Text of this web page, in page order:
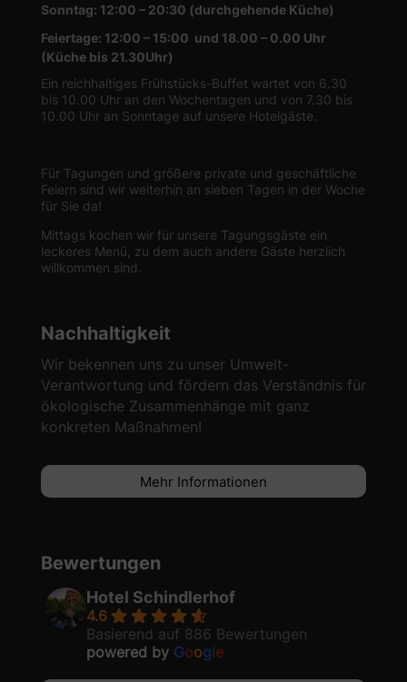
Sonntag: 12:00 – 20:30 (durchgehende Küche)
Feiertage: 12:00 – 15:00 und 18.00 – 0.00 Uhr
(Küche bis 21.30Uhr)
Ein reichhaltiges Frühstücks-Buffet wartet von 6.30
bis 10.00 Uhr an den Wochentagen und von 7.30 bis
10.00 Uhr an Sonntage auf unsere Hotelgäste.
Für Tagungen und größere private und geschäftliche
Feiern sind wir weiterhin an sieben Tagen in der Woche
für Sie da!
Mittags kochen wir für unsere Tagungsgäste ein
leckeres Menü, zu dem auch andere Gäste herzlich
willkommen sind.
Nachhaltigkeit
Wir bekennen uns zu unser Umwelt-
Verantwortung und fördern das Verständnis für
ökologische Zusammenhänge mit ganz
konkreten Maßnahmen!
Mehr Informationen
Bewertungen
Hotel Schindlerhof
4.6
Basierend auf 886 Bewertungen
powered by Goog e